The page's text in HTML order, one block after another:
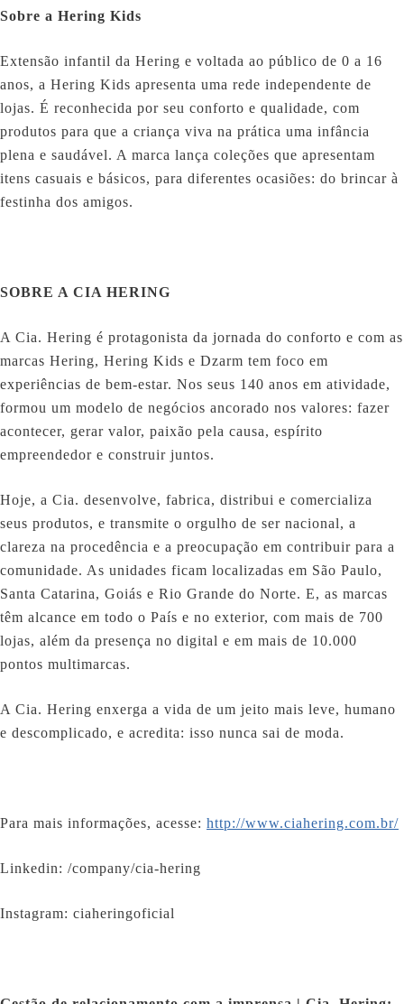
Sobre a Hering Kids
Extensão infantil da Hering e voltada ao público de 0 a 16
anos, a Hering Kids apresenta uma rede independente de
lojas. É reconhecida por seu conforto e qualidade, com
produtos para que a criança viva na prática uma infância
plena e saudável. A marca lança coleções que apresentam
itens casuais e básicos, para diferentes ocasiões: do brincar à
festinha dos amigos.
SOBRE A CIA HERING
A Cia. Hering é protagonista da jornada do conforto e com as
marcas Hering, Hering Kids e Dzarm tem foco em
experiências de bem-estar. Nos seus 140 anos em atividade,
formou um modelo de negócios ancorado nos valores: fazer
acontecer, gerar valor, paixão pela causa, espírito
empreendedor e construir juntos.
Hoje, a Cia. desenvolve, fabrica, distribui e comercializa
seus produtos, e transmite o orgulho de ser nacional, a
clareza na procedência e a preocupação em contribuir para a
comunidade. As unidades ficam localizadas em São Paulo,
Santa Catarina, Goiás e Rio Grande do Norte. E, as marcas
têm alcance em todo o País e no exterior, com mais de 700
lojas, além da presença no digital e em mais de 10.000
pontos multimarcas.
A Cia. Hering enxerga a vida de um jeito mais leve, humano
e descomplicado, e acredita: isso nunca sai de moda.
Para mais informações, acesse: http://www.ciahering.com.br/
Linkedin: /company/cia-hering
Instagram: ciaheringoficial